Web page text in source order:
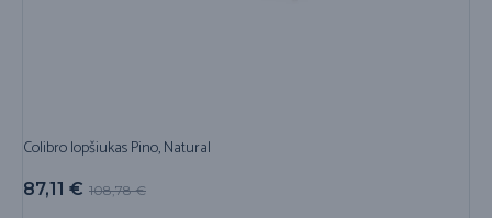
Colibro lopšiukas Pino, Natural
108,78€
87,11 €